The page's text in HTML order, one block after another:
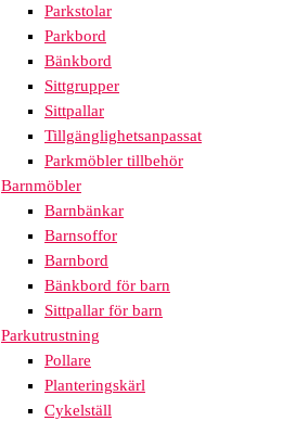
Parkstolar
Parkbord
Bänkbord
Sittgrupper
Sittpallar
Tillgänglighetsanpassat
Parkmöbler tillbehör
Barnmöbler
Barnbänkar
Barnsoffor
Barnbord
Bänkbord för barn
Sittpallar för barn
Parkutrustning
Pollare
Planteringskärl
Cykelställ